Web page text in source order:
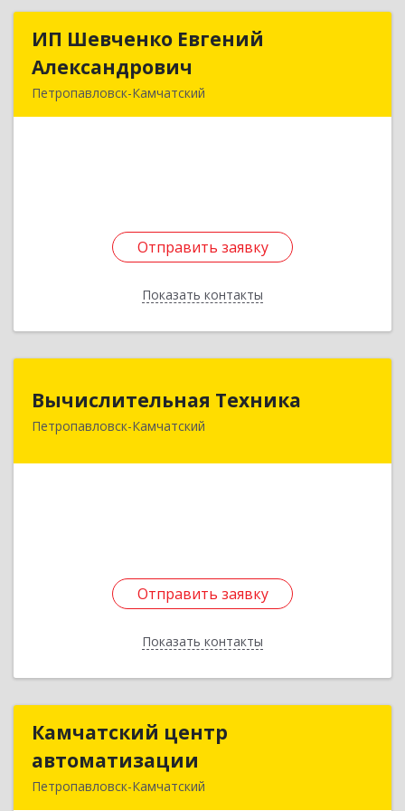
ИП Шевченко Евгений
Александрович
Петропавловск-Камчатский
Отправить заявку
Показать контакты
ИП Шевченко Евгений
Отправить заявку
Назад
Вычислительная Техника
Петропавловск-Камчатский
Отправить заявку
Показать контакты
683032, Камчатский край, Петропавловск-
Отправить заявку
Назад
Камчатский центр
автоматизации
Петропавловск-Камчатский
Камчатский центр